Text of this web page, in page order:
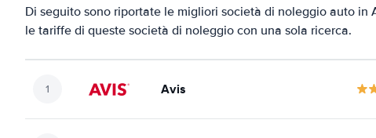
Di seguito sono riportate le migliori società di noleggio auto in
le tariffe di queste società di noleggio con una sola ricerca.
Avis